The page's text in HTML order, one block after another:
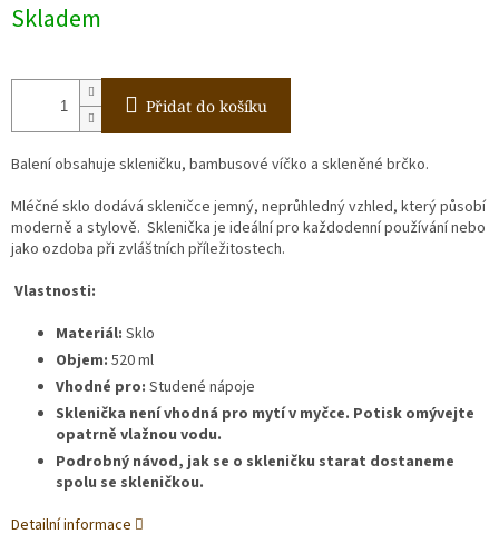
cena:
Skladem
Přidat do košíku
Balení obsahuje skleničku, bambusové víčko a skleněné brčko.
Mléčné sklo dodává skleničce jemný, neprůhledný vzhled, který působí
moderně a stylově. Sklenička je ideální pro každodenní používání nebo
jako ozdoba při zvláštních příležitostech.
Vlastnosti:
Materiál: Sklo
Objem: 520 ml
Vhodné pro: Studené nápoje
Sklenička není vhodná pro mytí v myčce. Potisk omývejte
opatrně vlažnou vodu.
Podrobný návod, jak se o skleničku starat dostaneme
spolu se skleničkou.
Detailní informace